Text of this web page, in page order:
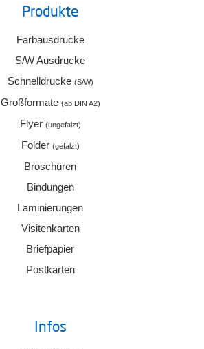
Produkte
Farbausdrucke
S/W Ausdrucke
Schnelldrucke (S/W)
Großformate (ab DIN A2)
Flyer (ungefalzt)
Folder (gefalzt)
Broschüren
Bindungen
Laminierungen
Visitenkarten
Briefpapier
Postkarten
Infos